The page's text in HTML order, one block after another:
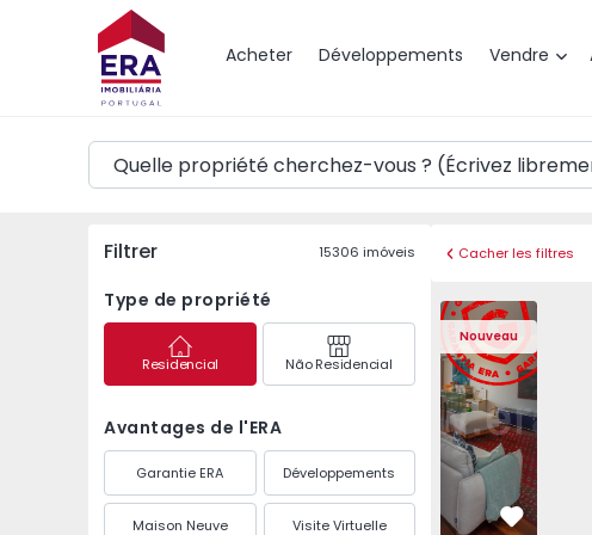
Acheter Développements Vendre
Carte
Filtrer 15306 imóveis
Type de propriété
Residencial Não Residencial
Avantages de l'ERA
Garantie ERA Développements
Maison Neuve Visite Virtuelle
Cacher les filtres
Nouveau
Appartement T3 Póvoa de
Appartement T3
Préféré